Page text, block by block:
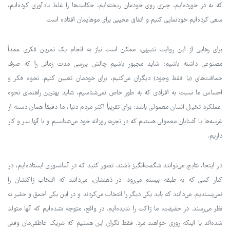
که به در خورده‌ایم، چیزی روی خودمان ریخته‌ایم، حکایت‌ها را غلط یادآوری کرده‌ایم،
سعی کرده‌ایم خودنمایی کنیم و اتفاق عجیبی برای موهایمان افتاده است.
برای رهایی از این روایت تنبیهی، ممکن است نیاز به انجام یک تمرین فکری عمداً
مصنوعی داشته باشیم؛ شاید مجبور باشیم چالش بررسی مدت زمانی را که صرف
حماقت‌های (یا فقط وجود) دیگران می‌کنیم، برای خودمان تعیین کنیم. نحوه فکر و
احساس ما نسبت به افرادی که به طور خاص نمی‌شناسیم، شاید بهترین راهنمای نحوه
عملکرد تخیل انسان معمولی باشد: برای تقریباً اکثر مردم دنیا، ما دقیقاً همان دسته از
غریبه‌ها یا آشنایان معمولی هستیم که در تجربه روزانه خود می‌شناسیم و با آنها سر و کار
داریم.
در اینجا، نتایج می‌توانند شگفت‌انگیز باشند. تصور کنید که در آسانسوری ایستاده‌ایم، در
کنار کسی که به طبقه بیستم می‌رود. در ذهنشان، می‌دانند که انتخاب ژاکتشان را
نمی‌پسندیم. می‌دانند که باید یکی دیگر را انتخاب می‌کردند و در این یکی احمق و حقیر به
نظر می‌رسند. در حقیقت، ما ژاکت را ندیده‌ایم. در واقع، متوجه نشده‌ایم که آنها متولد
شده‌اند یا اینکه روزی خواهند مرد. فقط نگران این هستیم که شریک عاطفی‌مان وقتی